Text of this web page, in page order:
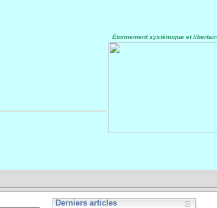
Étonnement systémique et
Derniers articles